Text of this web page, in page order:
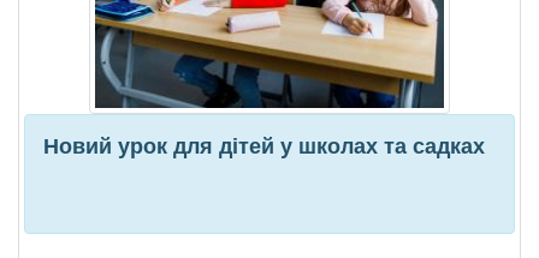
Новий урок для дітей у школах та садках